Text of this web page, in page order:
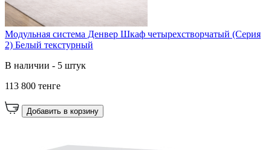
Модульная система Денвер Шкаф четырехстворчатый (Серия
2) Белый текстурный
В наличии - 5 штук
113 800 тенге
Добавить в корзину